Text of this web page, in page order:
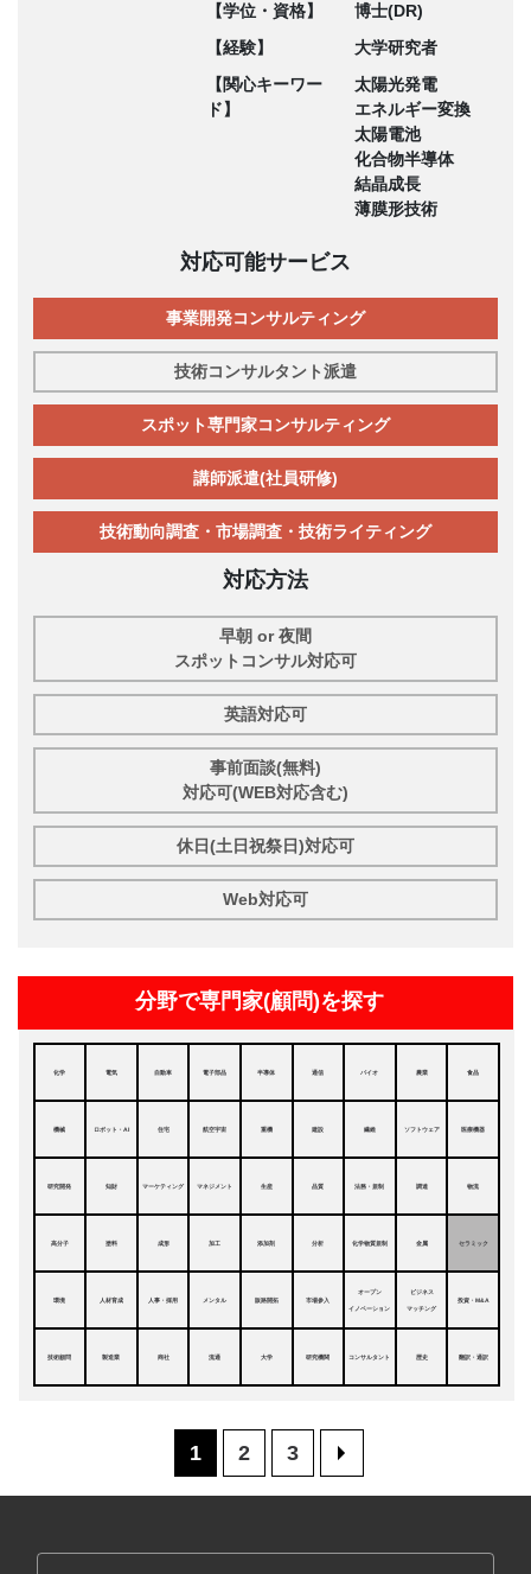
【学位・資格】
博士(DR)
【経験】
大学研究者
【関心キーワー
ド】
太陽光発電
エネルギー変換
太陽電池
化合物半導体
結晶成長
薄膜形技術
対応可能サービス
事業開発コンサルティング
技術コンサルタント派遣
スポット専門家コンサルティング
講師派遣(社員研修)
技術動向調査・市場調査・技術ライティング
対応方法
早朝 or 夜間
スポットコンサル対応可
英語対応可
事前面談(無料)
対応可(WEB対応含む)
休日(土日祝祭日)対応可
Web対応可
分野で専門家(顧問)を探す
化学 電気 自動車 電子部品 半導体 通信 バイオ 農業 食品
機械 ロボット・AI 住宅 航空宇宙 重機 建設 繊維 ソフトウェア 医療機器
研究開発 知財 マーケティング マネジメント 生産 品質 法務・規制 調達 物流
高分子 塗料 成形 加工 添加剤 分析 化学物質規制 金属 セラミック
環境 人材育成 人事・採用 メンタル 販路開拓 市場参入
オープン
イノベーション
ビジネス
マッチング
投資・M&A
技術顧問 製造業 商社 流通 大学 研究機関 コンサルタント 歴史 翻訳・通訳
1 2 3 >